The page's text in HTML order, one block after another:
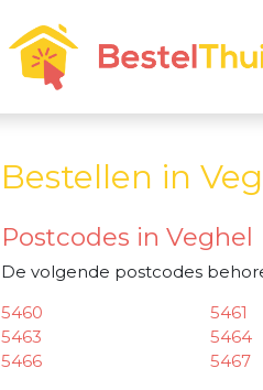
Bestellen in
Postcodes in Veghel
De volgende postcodes
5460
5461
5463
5464
5466
5467